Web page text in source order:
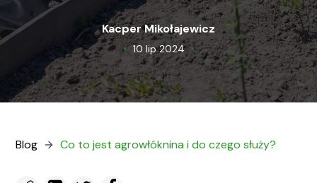
Kacper Mikołajewicz
• 10 lip 2024 •
Blog Co to jest agrowłóknina i do czego służy?